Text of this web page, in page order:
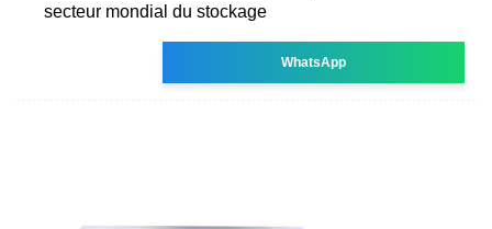
secteur mondial du stockage
WhatsApp